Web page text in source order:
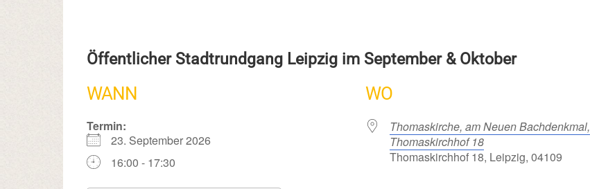
Öffentlicher Stadtrundgang Leipzig im September & Oktober
WANN
Termin:
23. September 2026
16:00 - 17:30
WO
Thomaskirche, am Neuen Bachdenkmal,
Thomaskirchhof 18
Thomaskirchhof 18, Leipzig, 04109